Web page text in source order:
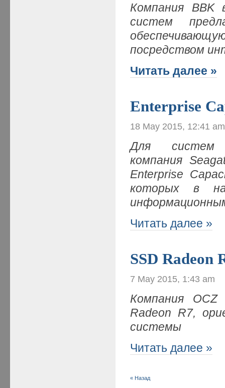
Компания BBK
систем
посредством
Читать далее »
Enterprise
18 May 2015, 12:41 am
Для систем
компания
Enterprise
которых в
Читать далее »
SSD Radeon
7 May 2015, 1:43 am
Компания OCZ
Radeon R7,
системы
Читать далее »
« Назад